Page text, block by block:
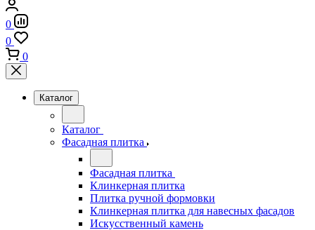
0
0
0
Каталог
Каталог
Фасадная плитка
Фасадная плитка
Клинкерная плитка
Плитка ручной формовки
Клинкерная плитка для навесных фасадов
Искусственный камень